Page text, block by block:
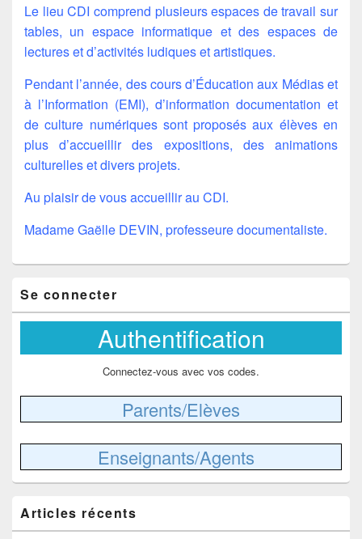
Le lieu CDI comprend plusieurs espaces de travail sur
tables, un espace informatique et des espaces de
lectures et d’activités ludiques et artistiques.
Pendant l’année, des cours d’Éducation aux Médias et
à l’Information (EMI), d’information documentation et
de culture numériques sont proposés aux élèves en
plus d’accueillir des expositions, des animations
culturelles et divers projets.
Au plaisir de vous accueillir au CDI.
Madame Gaëlle DEVIN, professeure documentaliste.
principale
de
Se connecter
Authentification
Connectez-vous avec vos codes.
Parents/Elèves
Enseignants/Agents
Articles récents